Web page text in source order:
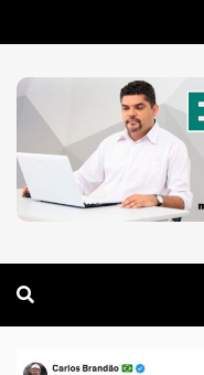
to
content